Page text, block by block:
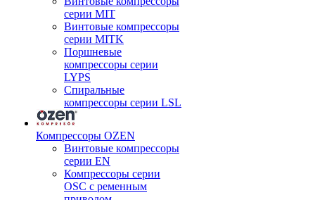
серии MIT
Винтовые компрессоры
серии MITK
Поршневые
компрессоры серии
LYPS
Спиральные
компрессоры серии LSL
Компрессоры OZEN
Винтовые компрессоры
серии EN
Компрессоры серии
OSC с ременным